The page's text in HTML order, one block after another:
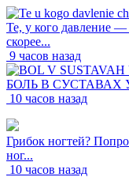
Те, у кого давление —
скорее...
9 часов назад
БОЛЬ В СУСТАВАХ
10 часов назад
Грибок ногтей?
ног...
10 часов назад